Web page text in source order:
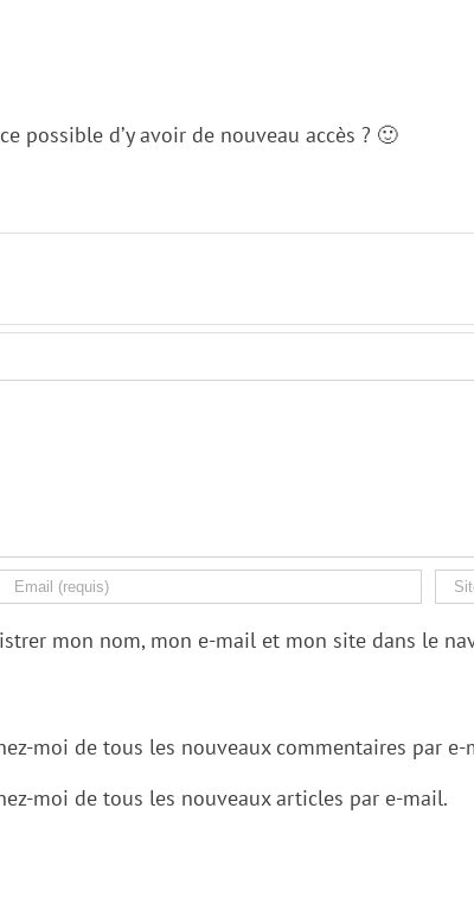
possible d’y avoir de nouveau accès ? 🙂
mon nom, mon e-mail et mon site dans le
moi de tous les nouveaux commentaires par e-
moi de tous les nouveaux articles par e-mail.